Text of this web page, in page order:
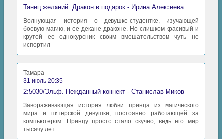
Танец желаний. Дракон в подарок - Ирина Алексеева
Волнующая история о девушке-студентке, изучающей
боевую магию, и ее декане-драконе. Но слишком красивый и
крутой ее однокурсник своим вмешательством чуть не
испортил
Тамара
31 июль 20:35
2:5030/Эльф. Нежданный коннект - Станислав Миков
Завораживающая история любви принца из магического
мира и питерской девушки, постоянно работающей за
компьютером. Принцу просто стало скучно, ведь его мир
тысячу лет